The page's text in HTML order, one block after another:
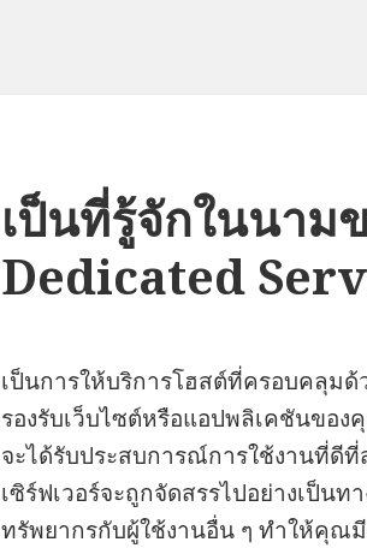
เป็นที่รู้จักในนาม
Dedicated
เป็นการให้บริการโฮสต์ที่ครอบคลุม
รองรับเว็บไซต์หรือแอปพลิเคชันขอ
จะได้รับประสบการณ์การใช้งานที่ดี
เซิร์ฟเวอร์จะถูกจัดสรรไปอย่างเป็น
ทรัพยากรกับผู้ใช้งานอื่น ๆ ทำให้คุณ